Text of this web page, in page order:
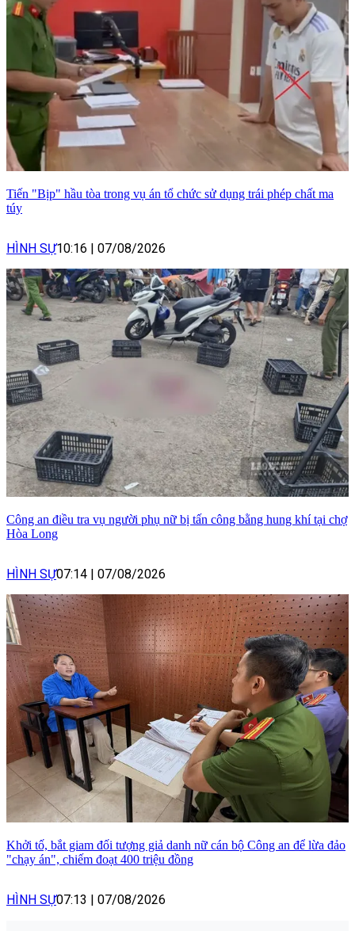
Tiến "Bịp" hầu tòa trong vụ án tổ chức sử dụng trái phép chất ma
túy
HÌNH SỰ10:16 | 07/08/2026
Công an điều tra vụ người phụ nữ bị tấn công bằng hung khí tại chợ
Hòa Long
HÌNH SỰ07:14 | 07/08/2026
Khởi tố, bắt giam đối tượng giả danh nữ cán bộ Công an để lừa đảo
"chạy án", chiếm đoạt 400 triệu đồng
HÌNH SỰ07:13 | 07/08/2026